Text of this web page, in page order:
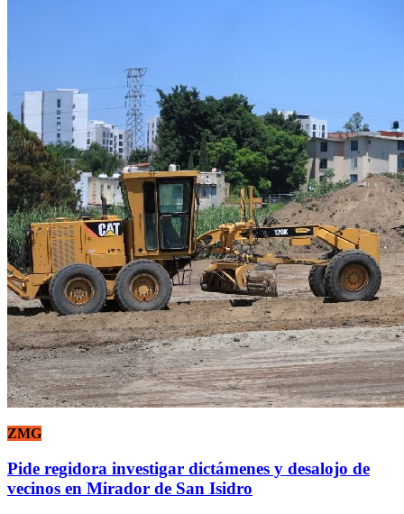
ZMG
Pide regidora investigar dictámenes y desalojo de
vecinos en Mirador de San Isidro